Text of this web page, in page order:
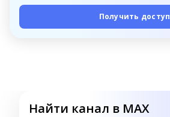
Получить доступ
Найти канал в MAX